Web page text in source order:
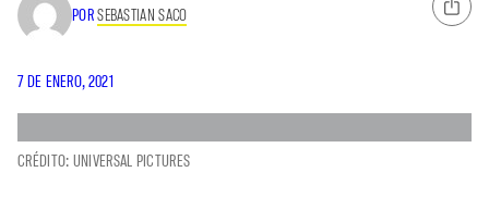
PORSEBASTIAN SACO
7 DE ENERO, 2021
CRÉDITO: UNIVERSAL PICTURES